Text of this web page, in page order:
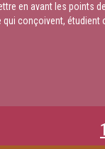
en avant les points
conçoivent, étudient